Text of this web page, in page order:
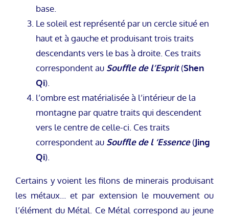
base.
Le soleil est représenté par un cercle situé en
haut et à gauche et produisant trois traits
descendants vers le bas à droite. Ces traits
correspondent au Souffle de l’Esprit(Shen
Qi).
l’ombre est matérialisée à l’intérieur de la
montagne par quatre traits qui descendent
vers le centre de celle-ci. Ces traits
correspondent au Souffle de l ‘Essence(Jing
Qi).
Certains y voient les filons de minerais produisant
les métaux… et par extension le mouvement ou
l’élément du Métal. Ce Métal correspond au jeune